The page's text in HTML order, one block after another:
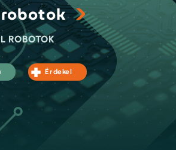
robotok
ROBOTOK
Érdekel